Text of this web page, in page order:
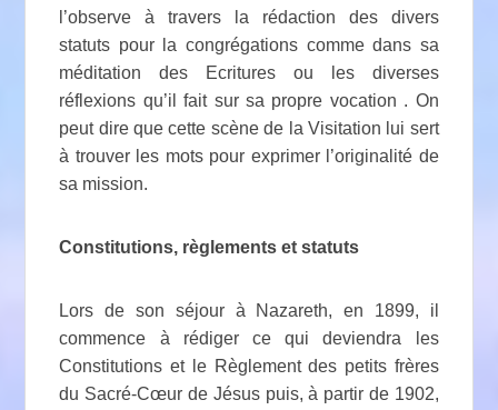
l’observe à travers la rédaction des divers
statuts pour la congrégations comme dans sa
méditation des Ecritures ou les diverses
réflexions qu’il fait sur sa propre vocation . On
peut dire que cette scène de la Visitation lui sert
à trouver les mots pour exprimer l’originalité de
sa mission.
Constitutions, règlements et statuts
Lors de son séjour à Nazareth, en 1899, il
commence à rédiger ce qui deviendra les
Constitutions et le Règlement des petits frères
du Sacré-Cœur de Jésus puis, à partir de 1902,